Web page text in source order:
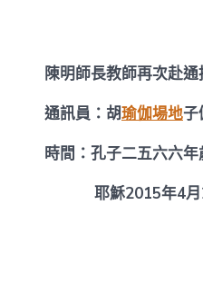
陳明師長教師再次赴
通訊員：胡瑜伽場地子
時間：孔子二五六六
耶穌2015年4月